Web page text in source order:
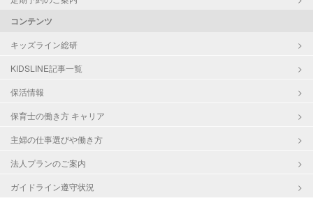
コンテンツ
キッズライン総研
KIDSLINE記事一覧
保活情報
保育士の働き方 キャリア
主婦の仕事選びや働き方
法人プランのご案内
ガイドライン遵守状況